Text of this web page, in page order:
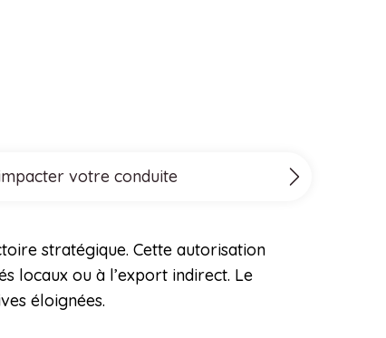
votre conduite
stratégique. Cette autorisation
locaux ou à l’export indirect. Le
éloignées.